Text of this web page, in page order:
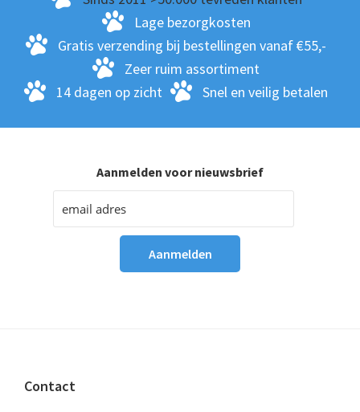
Lage bezorgkosten
Gratis verzending bij bestellingen vanaf €55,-
Zeer ruim assortiment
14 dagen op zicht
Snel en veilig betalen
Aanmelden voor nieuwsbrief
Footer
Contact